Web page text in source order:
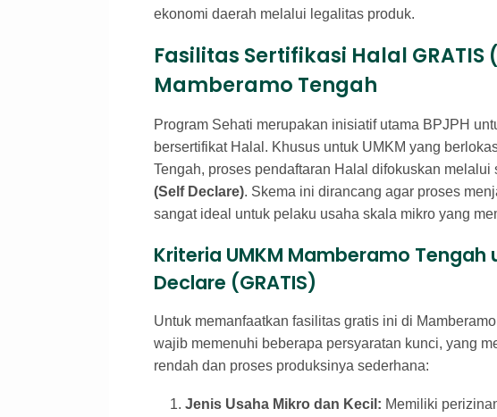
ekonomi daerah melalui legalitas produk.
Fasilitas Sertifikasi Halal GRATIS
Mamberamo Tengah
Program Sehati merupakan inisiatif utama BPJPH
bersertifikat Halal. Khusus untuk UMKM yang
Tengah, proses pendaftaran Halal difokuskan melalui
(Self Declare). Skema ini dirancang agar proses
sangat ideal untuk pelaku usaha skala mikro yang
Kriteria UMKM Mamberamo Tengah
Declare (GRATIS)
Untuk memanfaatkan fasilitas gratis ini di
wajib memenuhi beberapa persyaratan kunci, yang
rendah dan proses produksinya sederhana:
Jenis Usaha Mikro dan Kecil: Memiliki